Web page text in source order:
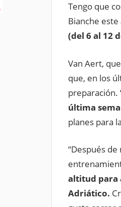
Tengo que
Bianche este
(del 6 al 12
Van Aert, que
que, en los
preparación.
última
planes para
“Después
altitud para
Adriático.